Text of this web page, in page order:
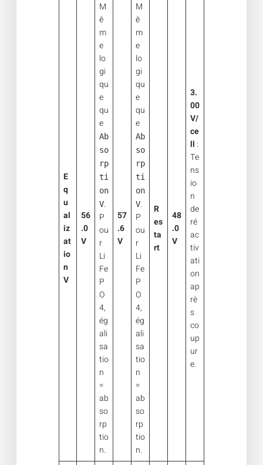
E
q
u
al
iz
at
io
n
V
56
.0
V
M
ê
m
e
lo
gi
qu
e
qu
e
Ab
so
rp
ti
on
V.
P
ou
r
Li
Fe
P
O
4,
ég
ali
sa
tio
n
=
ab
so
rp
tio
n.
57
.6
V
M
ê
m
e
lo
gi
qu
e
qu
e
Ab
so
rp
ti
on
V.
P
ou
r
Li
Fe
P
O
4,
ég
ali
sa
tio
n
=
ab
so
rp
tio
n.
R
es
ta
rt
48
.0
V
3.
00
V/
ce
ll :
Te
ns
io
n
de
ré
ac
tiv
ati
on
ap
rè
s
co
up
ur
e.